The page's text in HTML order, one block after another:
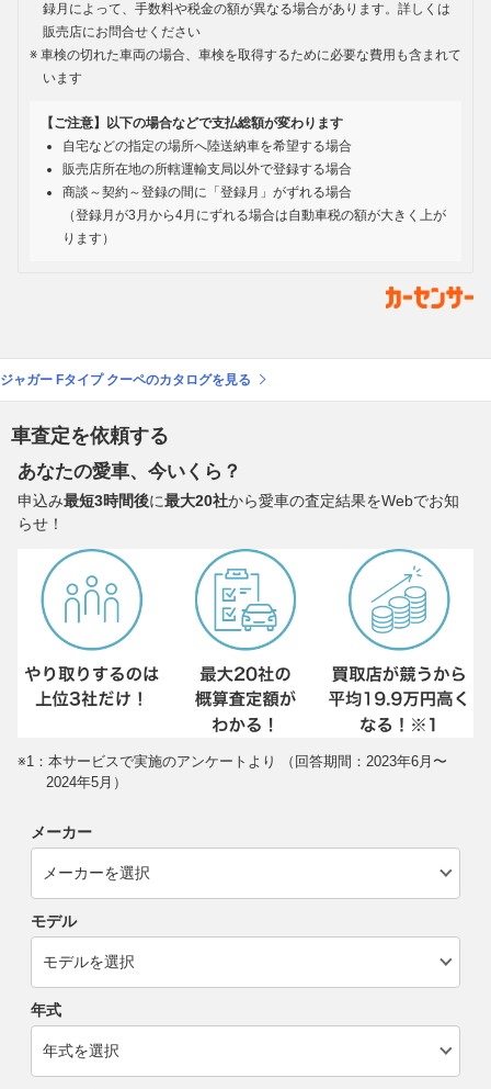
録月によって、手数料や税金の額が異なる場合があります。詳しくは
販売店にお問合せください
車検の切れた車両の場合、車検を取得するために必要な費用も含まれて
います
【ご注意】以下の場合などで支払総額が変わります
自宅などの指定の場所へ陸送納車を希望する場合
販売店所在地の所轄運輸支局以外で登録する場合
商談～契約～登録の間に「登録月」がずれる場合
（登録月が3月から4月にずれる場合は自動車税の額が大きく上が
ります）
ジャガー Fタイプ クーペのカタログを見る
車査定を依頼する
あなたの愛車、今いくら？
申込み最短3時間後に最大20社から愛車の査定結果をWebでお知
らせ！
※1：本サービスで実施のアンケートより （回答期間：2023年6月〜
2024年5月）
メーカー
モデル
年式